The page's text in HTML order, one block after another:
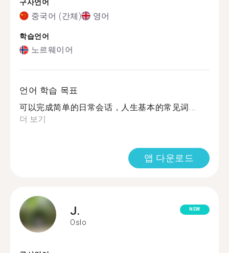
구사언어
중국어 (간체) 영어
학습언어
노르웨이어
언어 학습 목표
可以完成简单的日常会话，人生基本的常见词...
더 보기
앱 다운로드
J.
Oslo
NEW